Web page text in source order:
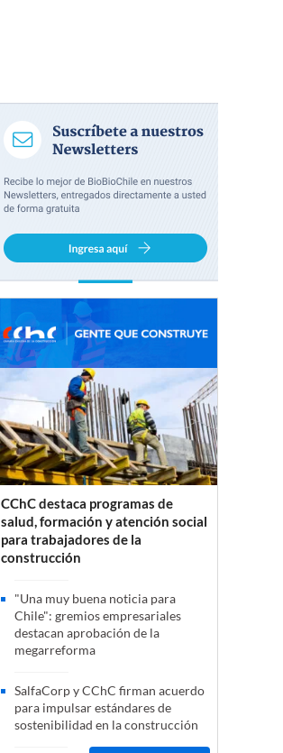
CChC destaca programas de
salud, formación y atención social
para trabajadores de la
construcción
"Una muy buena noticia para
Chile": gremios empresariales
destacan aprobación de la
megarreforma
SalfaCorp y CChC firman acuerdo
para impulsar estándares de
sostenibilidad en la construcción